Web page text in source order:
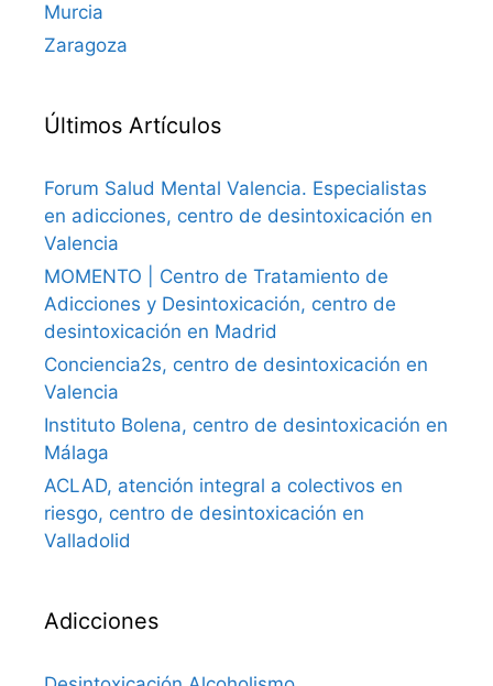
Murcia
Zaragoza
Últimos Artículos
Forum Salud Mental Valencia. Especialistas
en adicciones, centro de desintoxicación en
Valencia
MOMENTO | Centro de Tratamiento de
Adicciones y Desintoxicación, centro de
desintoxicación en Madrid
Conciencia2s, centro de desintoxicación en
Valencia
Instituto Bolena, centro de desintoxicación en
Málaga
ACLAD, atención integral a colectivos en
riesgo, centro de desintoxicación en
Valladolid
Adicciones